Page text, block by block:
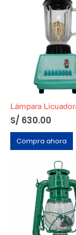
S/ 630.00
Compra ahora